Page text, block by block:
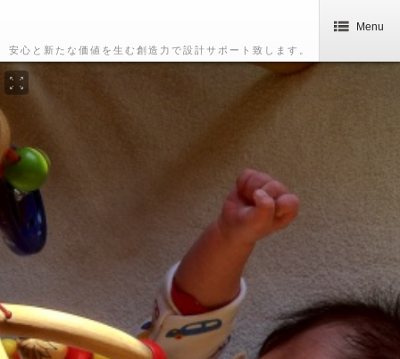
安心と新たな価値を生む創造力で設計サポート致します。
Menu